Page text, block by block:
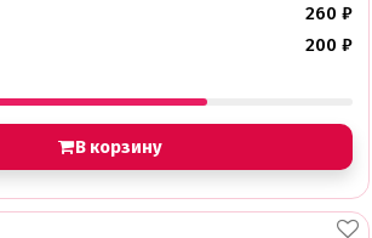
260 ₽
200 ₽
В корзину